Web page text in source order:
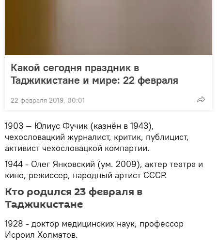
Какой сегодня праздник в
Таджикистане и мире: 22 февраля
22 февраля 2019, 00:01
1903 — Юлиус Фучик (казнён в 1943),
чехословацкий журналист, критик, публицист,
активист чехословацкой компартии.
1944 - Олег Янковский (ум. 2009), актер театра и
кино, режиссер, народный артист СССР.
Кто родился 23 февраля в
Таджикистане
1928 - доктор медицинских наук, профессор
Исроил Холматов.